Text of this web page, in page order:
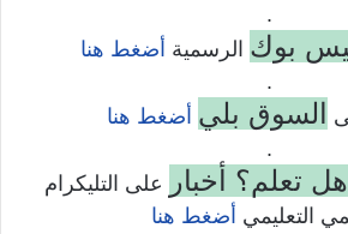
.
بوك الرسمية أضغط هنا
.
السوق بلي أضغط هنا
.
تعلم؟ أخبار
على التليكرام
التعليمي أضغط هنا